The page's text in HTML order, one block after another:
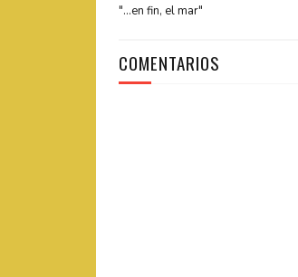
"...en fin, el mar"
COMENTARIOS